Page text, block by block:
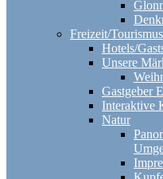
Freizeit/Tourismus
Hotels/
Unsere
Gastgeber
Interaktive
Natur